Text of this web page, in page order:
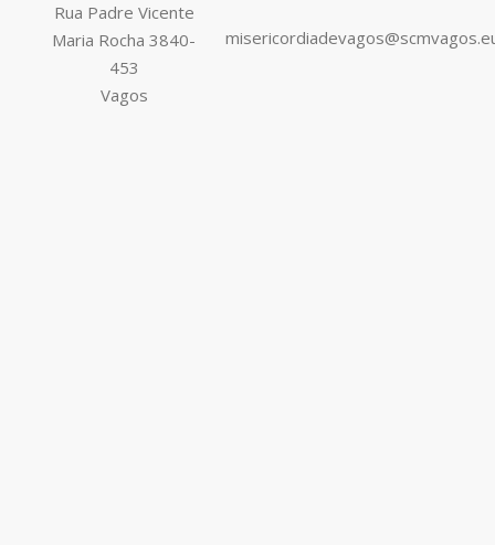
Rua Padre Vicente
Maria Rocha 3840-
453
Vagos